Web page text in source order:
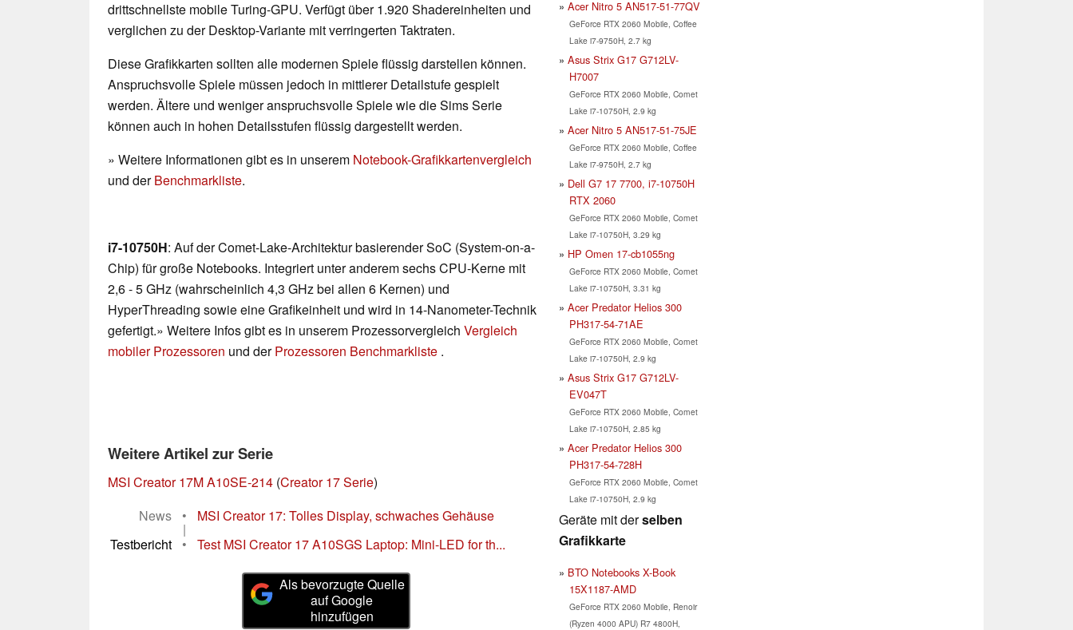
drittschnellste mobile Turing-GPU. Verfügt über 1.920 Shadereinheiten und
verglichen zu der Desktop-Variante mit verringerten Taktraten.
Diese Grafikkarten sollten alle modernen Spiele flüssig darstellen können.
Anspruchsvolle Spiele müssen jedoch in mittlerer Detailstufe gespielt
werden. Ältere und weniger anspruchsvolle Spiele wie die Sims Serie
können auch in hohen Detailsstufen flüssig dargestellt werden.
» Weitere Informationen gibt es in unserem Notebook-Grafikkartenvergleich
und derBenchmarkliste.
i7-10750H: Auf der Comet-Lake-Architektur basierender SoC (System-on-a-
Chip) für große Notebooks. Integriert unter anderem sechs CPU-Kerne mit
2,6 - 5 GHz (wahrscheinlich 4,3 GHz bei allen 6 Kernen) und
HyperThreading sowie eine Grafikeinheit und wird in 14-Nanometer-Technik
gefertigt.» Weitere Infos gibt es in unserem Prozessorvergleich Vergleich
mobiler Prozessoren und derProzessoren Benchmarkliste .
Weitere Artikel zur Serie
MSI Creator 17M A10SE-214 (Creator 17 Serie)
News
• MSI Creator 17: Tolles Display, schwaches Gehäuse
|
Testbericht
• Test MSI Creator 17 A10SGS Laptop: Mini-LED for th...
Als bevorzugte Quelle
auf Google
hinzufügen
Acer Nitro 5 AN517-51-77QV
GeForce RTX 2060 Mobile, Coffee
Lake i7-9750H, 2.7 kg
Asus Strix G17 G712LV-
H7007
GeForce RTX 2060 Mobile, Comet
Lake i7-10750H, 2.9 kg
Acer Nitro 5 AN517-51-75JE
GeForce RTX 2060 Mobile, Coffee
Lake i7-9750H, 2.7 kg
Dell G7 17 7700, i7-10750H
RTX 2060
GeForce RTX 2060 Mobile, Comet
Lake i7-10750H, 3.29 kg
HP Omen 17-cb1055ng
GeForce RTX 2060 Mobile, Comet
Lake i7-10750H, 3.31 kg
Acer Predator Helios 300
PH317-54-71AE
GeForce RTX 2060 Mobile, Comet
Lake i7-10750H, 2.9 kg
Asus Strix G17 G712LV-
EV047T
GeForce RTX 2060 Mobile, Comet
Lake i7-10750H, 2.85 kg
Acer Predator Helios 300
PH317-54-728H
GeForce RTX 2060 Mobile, Comet
Lake i7-10750H, 2.9 kg
Geräte mit derselben
Grafikkarte
BTO Notebooks X-Book
15X1187-AMD
GeForce RTX 2060 Mobile, Renoir
(Ryzen 4000 APU) R7 4800H,